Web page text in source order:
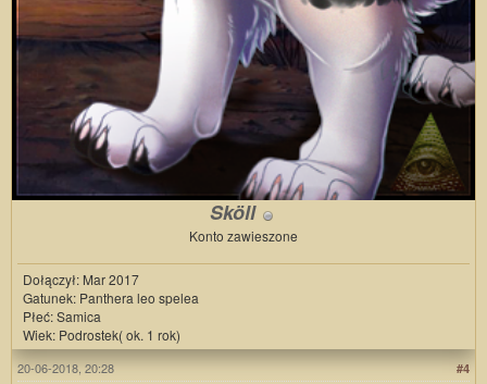
Sköll
Konto zawieszone
Dołączył: Mar 2017
Gatunek: Panthera leo spelea
Płeć: Samica
Wiek: Podrostek( ok. 1 rok)
#4
20-06-2018, 20:28